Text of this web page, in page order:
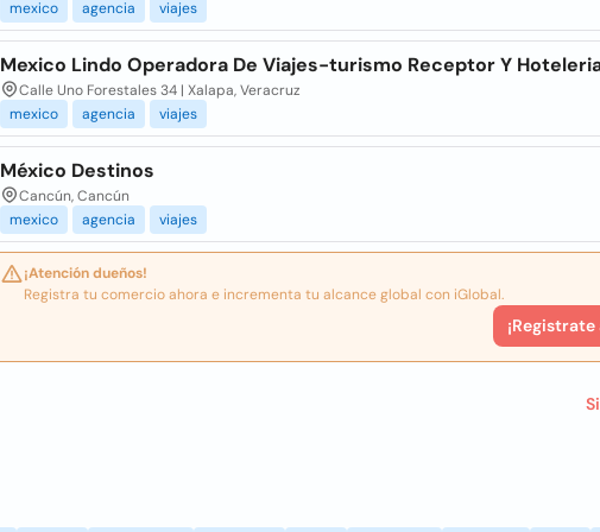
mexico
agencia viajes
Mexico Lindo Operadora De Viajes-turismo Receptor Y
Calle Uno Forestales 34 | Xalapa, Veracruz
mexico
agencia viajes
México Destinos
Cancún, Cancún
mexico
agencia viajes
¡Atención dueños!
Registra tu comercio ahora e incrementa tu alcance global con iGlobal.
¡Registrate